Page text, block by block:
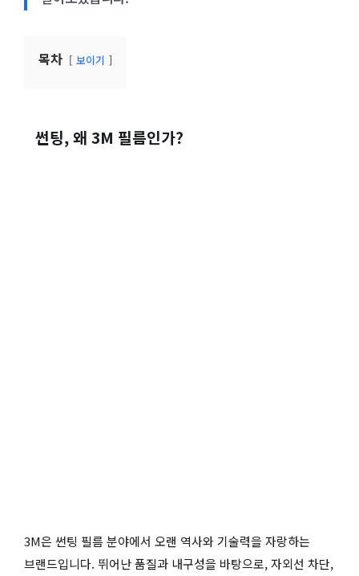
목차 보이기
썬팅, 왜 3M 필름인가?
3M은 썬팅 필름 분야에서 오랜 역사와 기술력을 자랑하는
브랜드입니다. 뛰어난 품질과 내구성을 바탕으로, 자외선 차단,